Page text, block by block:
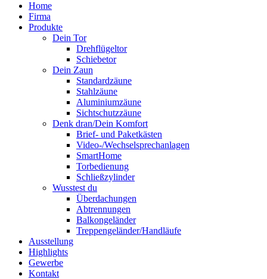
Home
Firma
Produkte
Dein Tor
Drehflügeltor
Schiebetor
Dein Zaun
Standardzäune
Stahlzäune
Aluminiumzäune
Sichtschutzzäune
Denk dran/Dein Komfort
Brief- und Paketkästen
Video-/Wechselsprechanlagen
SmartHome
Torbedienung
Schließzylinder
Wusstest du
Überdachungen
Abtrennungen
Balkongeländer
Treppengeländer/Handläufe
Ausstellung
Highlights
Gewerbe
Kontakt